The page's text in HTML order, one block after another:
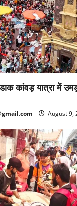
कांवड़ यात्रा में
August 9,